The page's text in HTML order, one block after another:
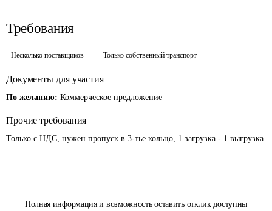
Полная информация и возможность оставить отклик доступны
Требования
Несколько поставщиков Только собственный транспорт
Документы для участия
По желанию: Коммерческое предложение
Прочие требования
Только с НДС, нужен пропуск в 3-тье кольцо, 1 загрузка - 1 выгрузка